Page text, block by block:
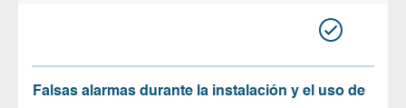
Falsas alarmas durante la instalación y el uso de